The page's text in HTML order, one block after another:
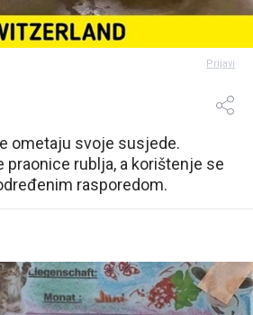
Prijavi
ometaju svoje susjede.
praonice rublja, a korištenje se
rasporedom.